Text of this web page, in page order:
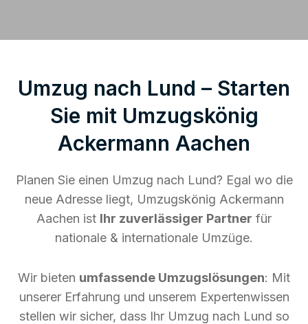
Umzug nach Lund – Starten
Sie mit Umzugskönig
Ackermann Aachen
Planen Sie einen Umzug nach Lund? Egal wo die
neue Adresse liegt, Umzugskönig Ackermann
Aachen ist Ihr zuverlässiger Partner für
nationale & internationale Umzüge.
Wir bieten umfassende Umzugslösungen: Mit
unserer Erfahrung und unserem Expertenwissen
stellen wir sicher, dass Ihr Umzug nach Lund so